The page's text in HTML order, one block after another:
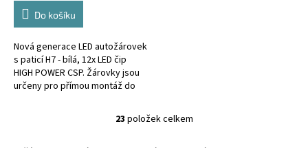
Do košíku
Nová generace LED autožárovek
s paticí H7 - bílá, 12x LED čip
HIGH POWER CSP. Žárovky jsou
určeny pro přímou montáž do
O
23 položek celkem